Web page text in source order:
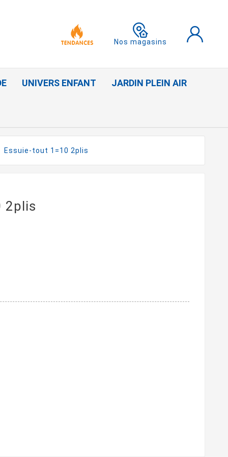
Nos magasins
UNIVERS ENFANT JARDIN PLEIN AIR
Essuie-tout 1=10 2plis
2plis